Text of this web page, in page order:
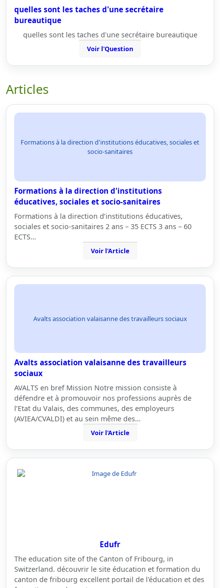
quelles sont les taches d'une secrétaire
bureautique
quelles sont les taches d'une secrétaire bureautique
Voir l'Question
Articles
Formations à la direction d'institutions éducatives, sociales et
socio-sanitaires
Formations à la direction d'institutions
éducatives, sociales et socio-sanitaires
Formations à la direction d’institutions éducatives,
sociales et socio-sanitaires 2 ans – 35 ECTS 3 ans – 60
ECTS…
Voir l'Article
Avalts association valaisanne des travailleurs sociaux
Avalts association valaisanne des travailleurs
sociaux
AVALTS en bref Mission Notre mission consiste à
défendre et à promouvoir nos professions auprès de
l’Etat du Valais, des communes, des employeurs
(AVIEA/CVALDI) et au sein même des…
Voir l'Article
Edufr
The education site of the Canton of Fribourg, in
Switzerland. découvrir le site éducation et formation du
canton de fribourg excellent portail de l'éducation et des